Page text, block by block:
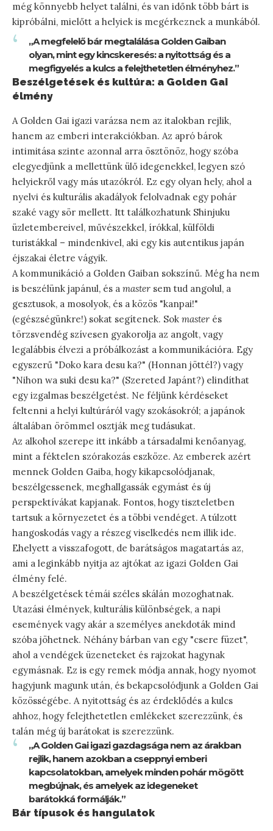
még könnyebb helyet találni, és van időnk több bárt is
kipróbálni, mielőtt a helyiek is megérkeznek a munkából.
„A megfelelő bár megtalálása Golden Gaiban
olyan, mint egy kincskeresés: a nyitottság és a
megfigyelés a kulcs a felejthetetlen élményhez.”
Beszélgetések és kultúra: a Golden Gai
élmény
A Golden Gai igazi varázsa nem az italokban rejlik,
hanem az emberi interakciókban. Az apró bárok
intimitása szinte azonnal arra ösztönöz, hogy szóba
elegyedjünk a mellettünk ülő idegenekkel, legyen szó
helyiekről vagy más utazókról. Ez egy olyan hely, ahol a
nyelvi és kulturális akadályok felolvadnak egy pohár
szaké vagy sör mellett. Itt találkozhatunk Shinjuku
üzletembereivel, művészekkel, írókkal, külföldi
turistákkal – mindenkivel, aki egy kis autentikus japán
éjszakai életre vágyik.
A kommunikáció a Golden Gaiban sokszínű. Még ha nem
is beszélünk japánul, és a master sem tud angolul, a
gesztusok, a mosolyok, és a közös "kanpai!"
(egészségünkre!) sokat segítenek. Sok master és
törzsvendég szívesen gyakorolja az angolt, vagy
legalábbis élvezi a próbálkozást a kommunikációra. Egy
egyszerű "Doko kara desu ka?" (Honnan jöttél?) vagy
"Nihon wa suki desu ka?" (Szereted Japánt?) elindíthat
egy izgalmas beszélgetést. Ne féljünk kérdéseket
feltenni a helyi kultúráról vagy szokásokról; a japánok
általában örömmel osztják meg tudásukat.
Az alkohol szerepe itt inkább a társadalmi kenőanyag,
mint a féktelen szórakozás eszköze. Az emberek azért
mennek Golden Gaiba, hogy kikapcsolódjanak,
beszélgessenek, meghallgassák egymást és új
perspektívákat kapjanak. Fontos, hogy tiszteletben
tartsuk a környezetet és a többi vendéget. A túlzott
hangoskodás vagy a részeg viselkedés nem illik ide.
Ehelyett a visszafogott, de barátságos magatartás az,
ami a leginkább nyitja az ajtókat az igazi Golden Gai
élmény felé.
A beszélgetések témái széles skálán mozoghatnak.
Utazási élmények, kulturális különbségek, a napi
események vagy akár a személyes anekdoták mind
szóba jöhetnek. Néhány bárban van egy "csere füzet",
ahol a vendégek üzeneteket és rajzokat hagynak
egymásnak. Ez is egy remek módja annak, hogy nyomot
hagyjunk magunk után, és bekapcsolódjunk a Golden Gai
közösségébe. A nyitottság és az érdeklődés a kulcs
ahhoz, hogy felejthetetlen emlékeket szerezzünk, és
talán még új barátokat is szerezzünk.
„A Golden Gai igazi gazdagsága nem az árakban
rejlik, hanem azokban a cseppnyi emberi
kapcsolatokban, amelyek minden pohár mögött
megbújnak, és amelyek az idegeneket
barátokká formálják.”
Bár típusok és hangulatok